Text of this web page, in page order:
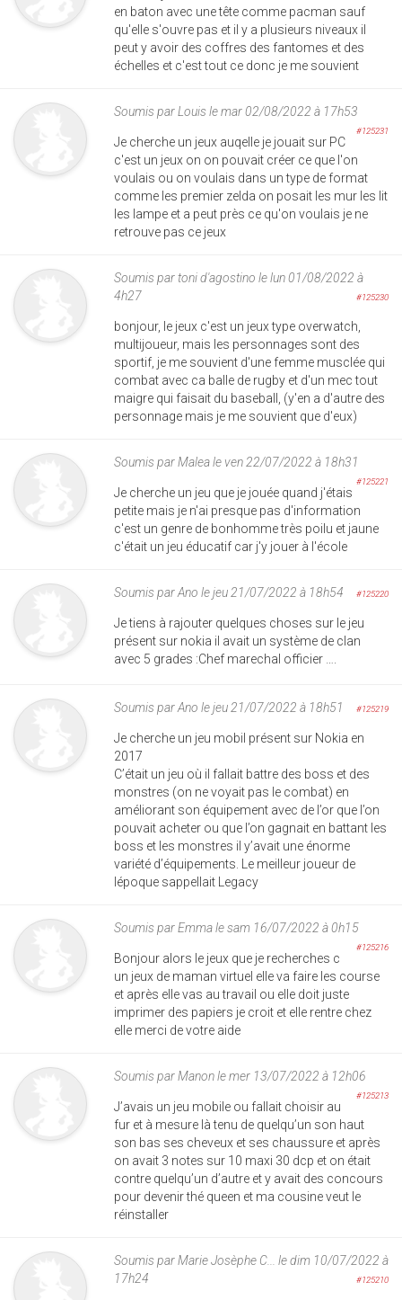
en baton avec une tête comme pacman sauf
qu'elle s'ouvre pas et il y a plusieurs niveaux il
peut y avoir des coffres des fantomes et des
échelles et c'est tout ce donc je me souvient
Soumis parLouisle mar 02/08/2022 à 17h53
#125231
Je cherche un jeux auqelle je jouait sur PC
c'est un jeux on on pouvait créer ce que l'on
voulais ou on voulais dans un type de format
comme les premier zelda on posait les mur les lit
les lampe et a peut près ce qu'on voulais je ne
retrouve pas ce jeux
Soumis partoni d'agostino le lun 01/08/2022 à
4h27
#125230
bonjour, le jeux c'est un jeux type overwatch,
multijoueur, mais les personnages sont des
sportif, je me souvient d'une femme musclée qui
combat avec ca balle de rugby et d'un mec tout
maigre qui faisait du baseball, (y'en a d'autre des
personnage mais je me souvient que d'eux)
Soumis parMaleale ven 22/07/2022 à 18h31
#125221
Je cherche un jeu que je jouée quand j'étais
petite mais je n'ai presque pas d'information
c'est un genre de bonhomme très poilu et jaune
c'était un jeu éducatif car j'y jouer à l'école
Soumis parAno le jeu 21/07/2022 à 18h54 #125220
Je tiens à rajouter quelques choses sur le jeu
présent sur nokia il avait un système de clan
avec 5 grades :Chef marechal officier ….
Soumis parAno le jeu 21/07/2022 à 18h51 #125219
Je cherche un jeu mobil présent sur Nokia en
2017
C’était un jeu où il fallait battre des boss et des
monstres (on ne voyait pas le combat) en
améliorant son équipement avec de l’or que l’on
pouvait acheter ou que l’on gagnait en battant les
boss et les monstres il y’avait une énorme
variété d’équipements. Le meilleur joueur de
lépoque sappellait Legacy
Soumis parEmmale sam 16/07/2022 à 0h15
#125216
Bonjour alors le jeux que je recherches c
un jeux de maman virtuel elle va faire les course
et après elle vas au travail ou elle doit juste
imprimer des papiers je croit et elle rentre chez
elle merci de votre aide
Soumis parManonle mer 13/07/2022 à 12h06
#125213
J’avais un jeu mobile ou fallait choisir au
fur et à mesure là tenu de quelqu’un son haut
son bas ses cheveux et ses chaussure et après
on avait 3 notes sur 10 maxi 30 dcp et on était
contre quelqu’un d’autre et y avait des concours
pour devenir thé queen et ma cousine veut le
réinstaller
Soumis parMarie Josèphe C...
le dim 10/07/2022 à
17h24
#125210